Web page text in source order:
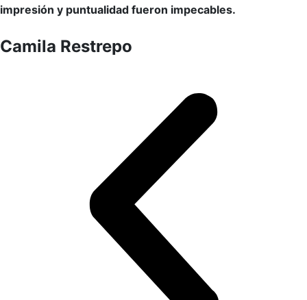
impresión y puntualidad fueron impecables.
Camila Restrepo